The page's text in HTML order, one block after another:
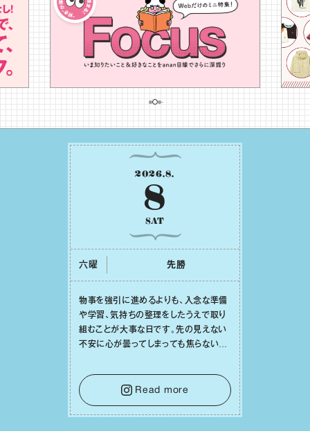
2026.8.
8
SAT
六曜 先勝
物事を強引に進めるよりも、⼊念な準備
や学習、気持ちの整理をしたうえで取り
組むことが⼤事な⽇です。先の⾒えない
不安に⼼が曇ってしまっても焦らない
⾝や疲れていそうな⼈をいたわることに
時間を使いましょう。ここでしっかりとエ
ネルギーを蓄え、困難を乗り越える⼒に
変えましょう。
Read more